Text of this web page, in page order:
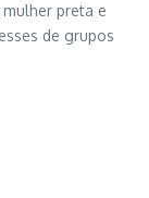
preta e
de grupos